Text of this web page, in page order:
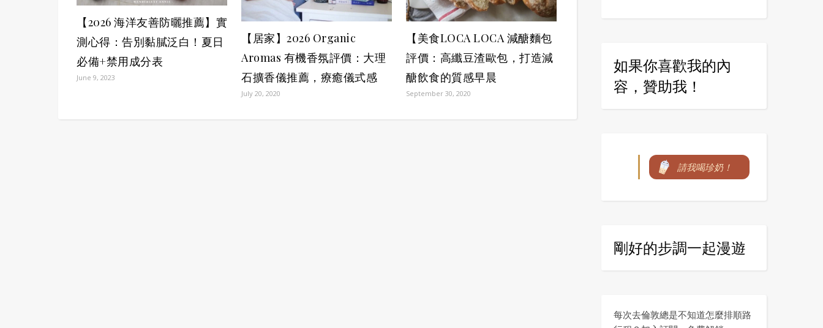
【2026 海洋友善防曬推薦】實
測心得：告別黏膩泛白！夏日
必備+禁用成分表
June 9, 2023
【居家】2026 Organic
Aromas 有機香氛評價：大理
石擴香儀推薦，療癒儀式感
July 20, 2020
【美食LOCA LOCA 減醣麵包
評價：高纖豆渣歐包，打造減
醣飲食的質感早晨
September 30, 2020
如果你喜歡我的內
容，贊助我！
請我喝珍奶！
剛好的步調一起漫遊
每次去倫敦總是不知道怎麼排順路